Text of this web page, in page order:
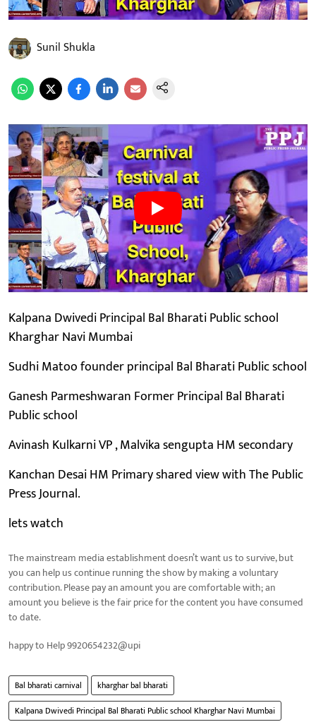
Sunil Shukla
Kalpana Dwivedi Principal Bal Bharati Public school
Kharghar Navi Mumbai
Sudhi Matoo founder principal Bal Bharati Public school
Ganesh Parmeshwaran Former Principal Bal Bharati
Public school
Avinash Kulkarni VP , Malvika sengupta HM secondary
Kanchan Desai HM Primary shared view with The Public
Press Journal.
lets watch
The mainstream media establishment doesn’t want us to survive, but
you can help us continue running the show by making a voluntary
contribution. Please pay an amount you are comfortable with; an
amount you believe is the fair price for the content you have consumed
to date.
happy to Help 9920654232@upi
Bal bharati carnival
kharghar bal bharati
Kalpana Dwivedi Principal Bal Bharati Public school Kharghar Navi Mumbai